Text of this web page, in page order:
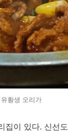
황생 오리가
이 있다. 신선